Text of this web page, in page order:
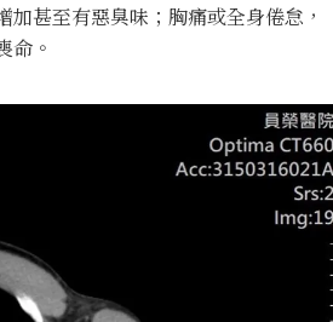
甚至有惡臭味；胸痛或全身倦怠，
命。